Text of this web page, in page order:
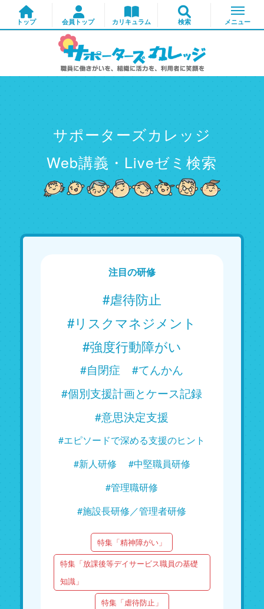
サポーターズカレッジ
Web講義・Liveゼミ検索
注目の研修
#虐待防止
#リスクマネジメント
#強度行動障がい
#自閉症
#てんかん
#個別支援計画とケース記録
#意思決定支援
#エピソードで深める支援のヒント
#新人研修
#中堅職員研修
#管理職研修
#施設長研修／管理者研修
特集「精神障がい」
特集「放課後等デイサービス職員の基礎
知識」
特集「虐待防止」